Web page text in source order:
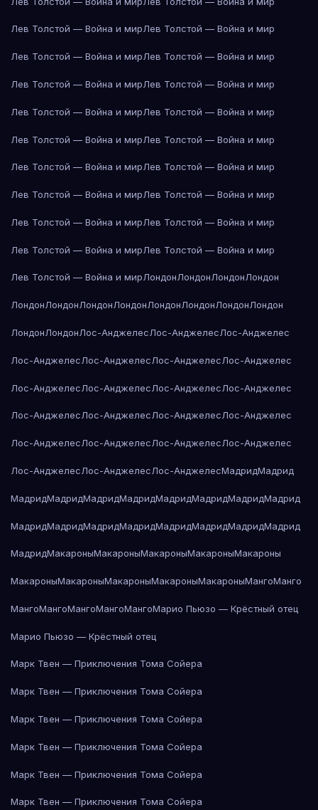
Лев Толстой — Война и мирЛев Толстой — Война и мир
Лев Толстой — Война и мирЛев Толстой — Война и мир
Лев Толстой — Война и мирЛев Толстой — Война и мир
Лев Толстой — Война и мирЛев Толстой — Война и мир
Лев Толстой — Война и мирЛев Толстой — Война и мир
Лев Толстой — Война и мирЛев Толстой — Война и мир
Лев Толстой — Война и мирЛев Толстой — Война и мир
Лев Толстой — Война и мирЛев Толстой — Война и мир
Лев Толстой — Война и мирЛев Толстой — Война и мир
Лев Толстой — Война и мирЛондонЛондонЛондонЛондон
ЛондонЛондонЛондонЛондонЛондонЛондонЛондонЛондон
ЛондонЛондонЛос-АнджелесЛос-АнджелесЛос-Анджелес
Лос-АнджелесЛос-АнджелесЛос-АнджелесЛос-Анджелес
Лос-АнджелесЛос-АнджелесЛос-АнджелесЛос-Анджелес
Лос-АнджелесЛос-АнджелесЛос-АнджелесЛос-Анджелес
Лос-АнджелесЛос-АнджелесЛос-АнджелесЛос-Анджелес
Лос-АнджелесЛос-АнджелесЛос-АнджелесМадридМадрид
МадридМадридМадридМадридМадридМадридМадридМадрид
МадридМадридМадридМадридМадридМадридМадридМадрид
МадридМакароныМакароныМакароныМакароныМакароны
МакароныМакароныМакароныМакароныМакароныМангоМанго
МангоМангоМангоМангоМангоМарио Пьюзо — Крёстный отец
Марио Пьюзо — Крёстный отец
Марк Твен — Приключения Тома Сойера
Марк Твен — Приключения Тома Сойера
Марк Твен — Приключения Тома Сойера
Марк Твен — Приключения Тома Сойера
Марк Твен — Приключения Тома Сойера
Марк Твен — Приключения Тома Сойера